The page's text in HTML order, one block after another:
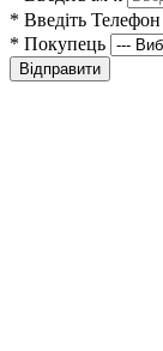
* Введіть Телефон
* Покупець
Відправити